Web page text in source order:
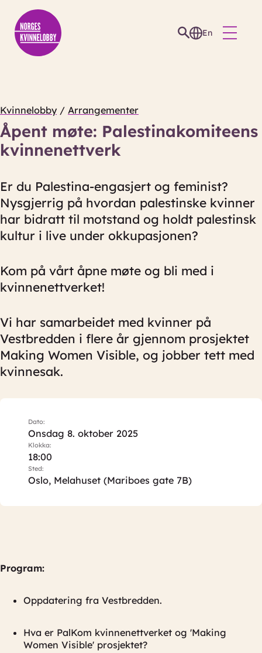
En
Kvinnelobby/ Arrangementer
Åpent møte: Palestinakomiteens
kvinnenettverk
Er du Palestina-engasjert og feminist?
Nysgjerrig på hvordan palestinske kvinner
har bidratt til motstand og holdt palestinsk
kultur i live under okkupasjonen?
Kom på vårt åpne møte og bli med i
kvinnenettverket!
Vi har samarbeidet med kvinner på
Vestbredden i flere år gjennom prosjektet
Making Women Visible, og jobber tett med
kvinnesak.
Dato:
Onsdag 8. oktober 2025
Klokka:
18:00
Sted:
Oslo, Melahuset (Mariboes gate 7B)
Program:
Oppdatering fra Vestbredden.
Hva er PalKom kvinnenettverket og 'Making
Women Visible' prosjektet?